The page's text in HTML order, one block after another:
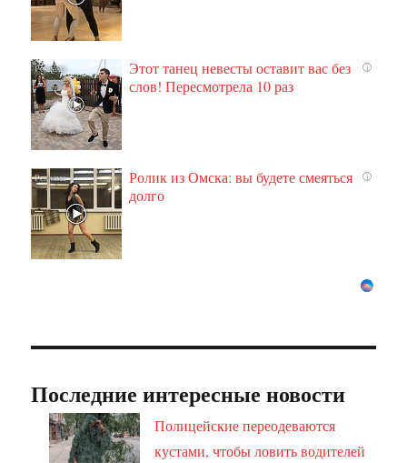
i
Этот танец невесты оставит вас без
слов! Пересмотрела 10 раз
i
Ролик из Омска: вы будете смеяться
долго
Последние интересные новости
Полицейские переодеваются
кустами, чтобы ловить водителей